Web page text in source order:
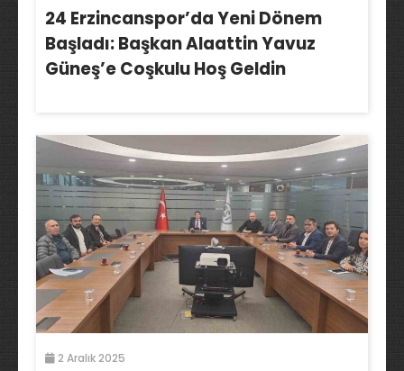
24 Erzincanspor’da Yeni Dönem
Başladı: Başkan Alaattin Yavuz
Güneş’e Coşkulu Hoş Geldin
2 Aralık 2025